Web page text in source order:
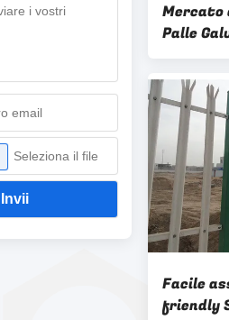
Seleziona il file
Invii
Mercato
Palle
Nero
Facile
friendly